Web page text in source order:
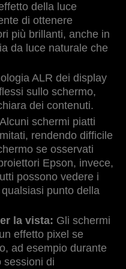
della luce
di ottenere
più brillanti, anche in
da luce naturale che
ALR dei display
sullo schermo,
dei contenuti.
Alcuni schermi piatti
rendendo difficile
se osservati
Epson, invece,
possono vedere i
punto della
la vista: Gli schermi
effetto pixel se
ad esempio durante
sessioni di